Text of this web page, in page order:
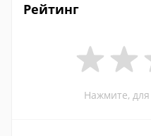
Рейтинг
Нажмите,